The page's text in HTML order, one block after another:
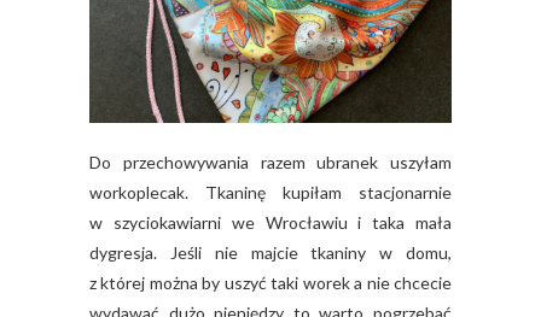
Do przechowywania razem ubranek uszyłam
workoplecak. Tkaninę kupiłam stacjonarnie
w szyciokawiarni we Wrocławiu i taka mała
dygresja. Jeśli nie majcie tkaniny w domu,
z której można by uszyć taki worek a nie chcecie